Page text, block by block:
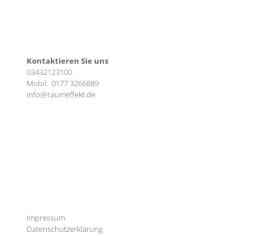
Kontaktieren Sie uns
03432123100
Mobil: 0177 3266889
info@raumeffekt.de
Impressum
Datenschutzerklärung